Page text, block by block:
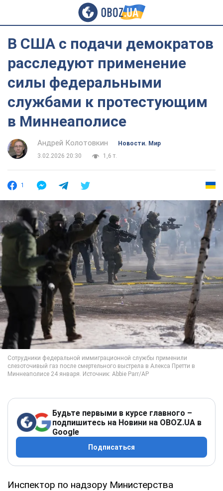
В США с подачи демократов
расследуют применение
силы федеральными
службами к протестующим
в Миннеаполисе
Андрей Колотовкин
Новости. Мир
3.02.2026 20:30
1,6 т.
1
Будьте первыми в курсе главного –
подпишитесь на Новини на OBOZ.UA в
Google
Подписаться
Инспектор по надзору Министерства